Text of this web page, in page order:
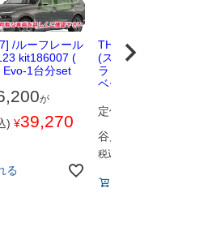
/ルーフレール
kit186007 (
1台分set
が
) ¥39,270
る
THULE Evo
(スーリーダイレクト
ラッシュ)レールタイ
ベースキャリア用フ
定価(税込)
谷川屋価格(税込)
税込